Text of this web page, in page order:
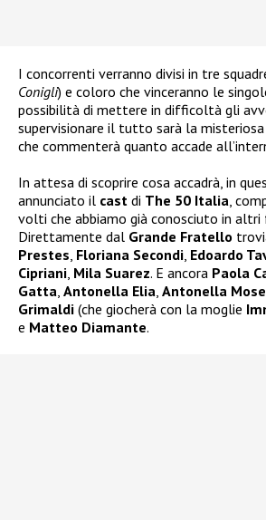
I concorrenti verranno divisi in tre
Conigli) e coloro che vinceranno le
possibilità di mettere in difficoltà gli
supervisionare il tutto sarà la
che commenterà quanto accade
In attesa di scoprire cosa accadrà, in
annunciato il cast di The 50 Italia ,
volti che abbiamo già conosciuto in altri
Direttamente dal Grande Fratello
Prestes Floriana Secondi Edoardo
Cipriani Mila Suarez. E ancora Paola
Gatta Antonella Elia Antonella
Grimaldi (che giocherà con la moglie
e Matteo Diamante.